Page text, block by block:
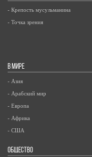
- Крепость мусульманина
- Точка зрения
В МИРЕ
- Азия
- Арабский мир
- Европа
- Африка
- США
ОБЩЕСТВО